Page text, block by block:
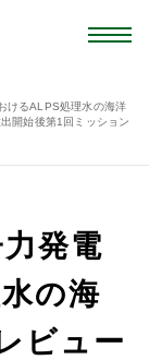
けるALPS処理水の海洋
開始後第1回ミッション
発電
の海
ビュー